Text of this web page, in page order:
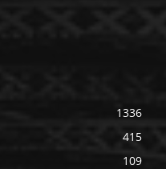
1336
415
109